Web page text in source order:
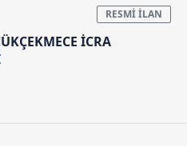
İCRA